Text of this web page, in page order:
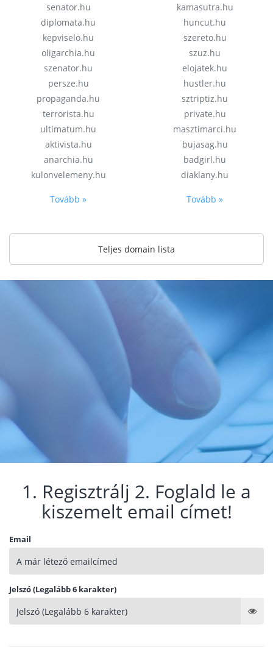
senator.hu
diplomata.hu
kepviselo.hu
oligarchia.hu
szenator.hu
persze.hu
propaganda.hu
terrorista.hu
ultimatum.hu
aktivista.hu
anarchia.hu
kulonvelemeny.hu
Tovább »
kamasutra.hu
huncut.hu
szereto.hu
szuz.hu
elojatek.hu
hustler.hu
sztriptiz.hu
private.hu
masztimarci.hu
bujasag.hu
badgirl.hu
diaklany.hu
Tovább »
Teljes domain lista
1. Regisztrálj 2. Foglald le a
kiszemelt email címet!
Email
Jelszó (Legalább 6 karakter)